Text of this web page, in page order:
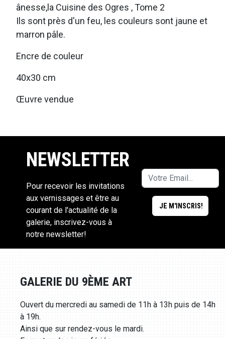
ânesse,la Cuisine des Ogres , Tome 2
Ils sont près d'un feu, les couleurs sont jaune et
marron pâle.
Encre de couleur
40x30 cm
Œuvre vendue
NEWSLETTER
Pour recevoir les invitations
aux vernissages et être au
courant de l'actualité de la
galerie, inscrivez-vous à
notre newsletter!
GALERIE DU 9ÈME ART
Ouvert du mercredi au samedi de 11h à 13h puis de 14h
à 19h.
Ainsi que sur rendez-vous le mardi.